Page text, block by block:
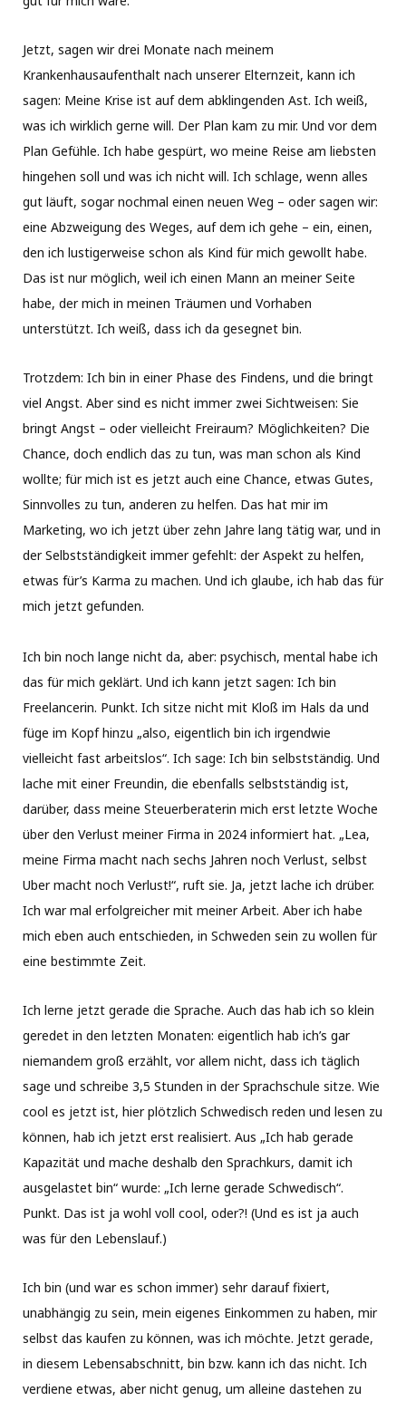
Jetzt, sagen wir drei Monate nach meinem
Krankenhausaufenthalt nach unserer Elternzeit, kann ich
sagen: Meine Krise ist auf dem abklingenden Ast. Ich weiß,
was ich wirklich gerne will. Der Plan kam zu mir. Und vor dem
Plan Gefühle. Ich habe gespürt, wo meine Reise am liebsten
hingehen soll und was ich nicht will. Ich schlage, wenn alles
gut läuft, sogar nochmal einen neuen Weg – oder sagen wir:
eine Abzweigung des Weges, auf dem ich gehe – ein, einen,
den ich lustigerweise schon als Kind für mich gewollt habe.
Das ist nur möglich, weil ich einen Mann an meiner Seite
habe, der mich in meinen Träumen und Vorhaben
unterstützt. Ich weiß, dass ich da gesegnet bin.
Trotzdem: Ich bin in einer Phase des Findens, und die bringt
viel Angst. Aber sind es nicht immer zwei Sichtweisen: Sie
bringt Angst – oder vielleicht Freiraum? Möglichkeiten? Die
Chance, doch endlich das zu tun, was man schon als Kind
wollte; für mich ist es jetzt auch eine Chance, etwas Gutes,
Sinnvolles zu tun, anderen zu helfen. Das hat mir im
Marketing, wo ich jetzt über zehn Jahre lang tätig war, und in
der Selbstständigkeit immer gefehlt: der Aspekt zu helfen,
etwas für’s Karma zu machen. Und ich glaube, ich hab das für
mich jetzt gefunden.
Ich bin noch lange nicht da, aber: psychisch, mental habe ich
das für mich geklärt. Und ich kann jetzt sagen: Ich bin
Freelancerin. Punkt. Ich sitze nicht mit Kloß im Hals da und
füge im Kopf hinzu „also, eigentlich bin ich irgendwie
vielleicht fast arbeitslos“. Ich sage: Ich bin selbstständig. Und
lache mit einer Freundin, die ebenfalls selbstständig ist,
darüber, dass meine Steuerberaterin mich erst letzte Woche
über den Verlust meiner Firma in 2024 informiert hat. „Lea,
meine Firma macht nach sechs Jahren noch Verlust, selbst
Uber macht noch Verlust!“, ruft sie. Ja, jetzt lache ich drüber.
Ich war mal erfolgreicher mit meiner Arbeit. Aber ich habe
mich eben auch entschieden, in Schweden sein zu wollen für
eine bestimmte Zeit.
Ich lerne jetzt gerade die Sprache. Auch das hab ich so klein
geredet in den letzten Monaten: eigentlich hab ich’s gar
niemandem groß erzählt, vor allem nicht, dass ich täglich
sage und schreibe 3,5 Stunden in der Sprachschule sitze. Wie
cool es jetzt ist, hier plötzlich Schwedisch reden und lesen zu
können, hab ich jetzt erst realisiert. Aus „Ich hab gerade
Kapazität und mache deshalb den Sprachkurs, damit ich
ausgelastet bin“ wurde: „Ich lerne gerade Schwedisch“.
Punkt. Das ist ja wohl voll cool, oder?! (Und es ist ja auch
was für den Lebenslauf.)
Ich bin (und war es schon immer) sehr darauf fixiert,
unabhängig zu sein, mein eigenes Einkommen zu haben, mir
selbst das kaufen zu können, was ich möchte. Jetzt gerade,
in diesem Lebensabschnitt, bin bzw. kann ich das nicht. Ich
verdiene etwas, aber nicht genug, um alleine dastehen zu